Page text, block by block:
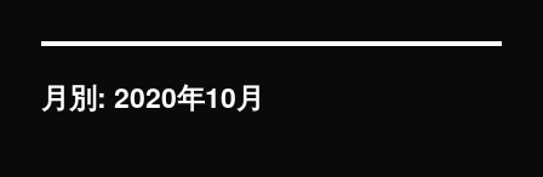
月別: 2020年10月